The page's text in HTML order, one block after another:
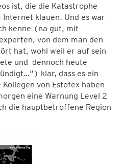
ist, die die Katastrophe
Internet klauen. Und es war
kenne (na gut, mit
von dem man den
hat, wohl weil er auf sein
und dennoch heute
klar, dass es ein
von Estofex haben
eine Warnung Level 2
die hauptbetroffene Region